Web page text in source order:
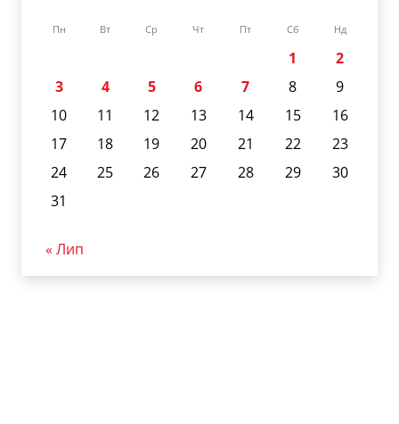
Пн Вт Ср Чт Пт Сб Нд
1
2
3
4 5 6 7 8
9
10
11 12 13 14 15
16
17
18 19 20 21 22
23
24
25 26 27 28 29
30
31
« Лип